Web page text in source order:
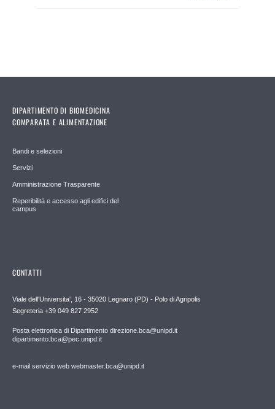
DIPARTIMENTO DI BIOMEDICINA
COMPARATA E ALIMENTAZIONE
Bandi e selezioni
Servizi
Amministrazione Trasparente
Reperibilità e accesso agli edifici del
campus
CONTATTI
Viale dell'Universita', 16 - 35020 Legnaro (PD) - Polo di Agripolis
Segreteria +39 049 827 2952
Posta elettronica di Dipartimento direzione.bca@unipd.it
dipartimento.bca@pec.unipd.it
e-mail servizio web webmaster.bca@unipd.it